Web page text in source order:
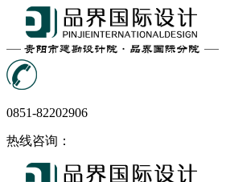
0851-82202906
热线咨询：